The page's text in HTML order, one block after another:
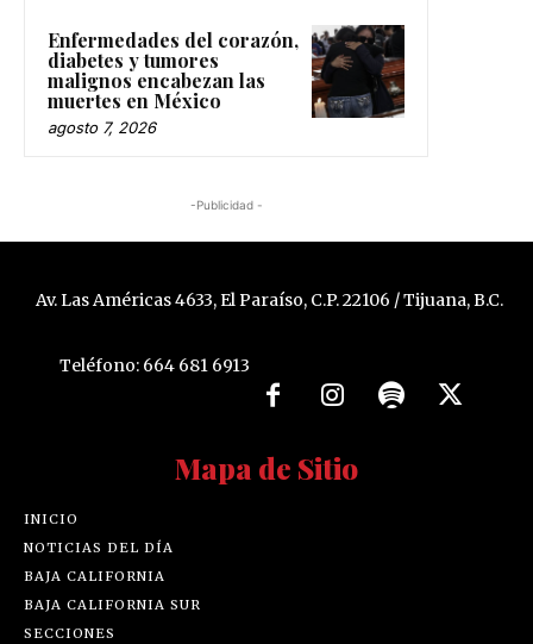
Enfermedades del corazón,
diabetes y tumores
malignos encabezan las
muertes en México
agosto 7, 2026
-Publicidad -
Av. Las Américas 4633, El Paraíso, C.P. 22106 / Tijuana, B.C.
Teléfono: 664 681 6913
Mapa de Sitio
INICIO
NOTICIAS DEL DÍA
BAJA CALIFORNIA
BAJA CALIFORNIA SUR
SECCIONES